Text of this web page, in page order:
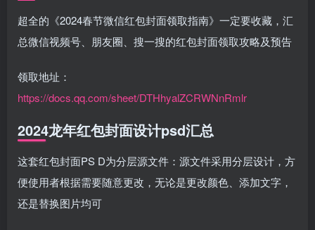
超全的《2024春节微信红包封面领取指南》一定要收藏，汇
总微信视频号、朋友圈、搜一搜的红包封面领取攻略及预告
领取地址：
https://docs.qq.com/sheet/DTHhyalZCRWNnRmlr
2024龙年红包封面设计psd汇总
这套红包封面PS D为分层源文件：源文件采用分层设计，方
便使用者根据需要随意更改，无论是更改颜色、添加文字，
还是替换图片均可